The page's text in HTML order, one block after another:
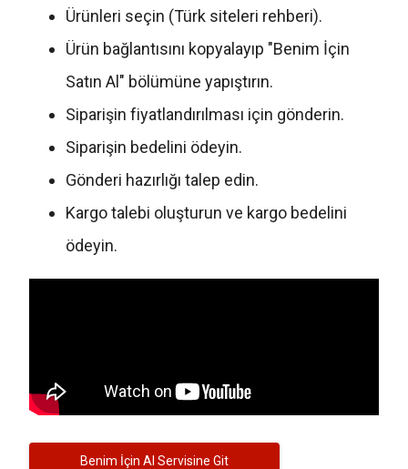
Ürünleri seçin (Türk siteleri rehberi).
Ürün bağlantısını kopyalayıp "Benim İçin
Satın Al" bölümüne yapıştırın.
Siparişin fiyatlandırılması için gönderin.
Siparişin bedelini ödeyin.
Gönderi hazırlığı talep edin.
Kargo talebi oluşturun ve kargo bedelini
ödeyin.
Benim İçin Al Servisine Git